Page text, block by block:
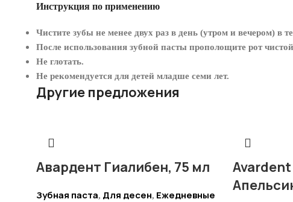
Инструкция по применению
Чистите зубы не менее двух раз в день (утром и вечером)
После использования зубной пасты прополощите рот
Не глотать.
Не рекомендуется для детей младше семи лет.
Другие предложения
Авардент Гиалибен, 75 мл
Зубная паста, Для десен, Ежедневные